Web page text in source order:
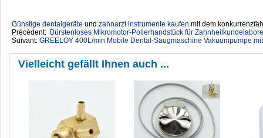
Günstige dentalgeräte ‎ und zahnarzt instrumente kaufen mit dem
Précédent: Bürstenloses Mikromotor-Polierhandstück für
Suivant: GREELOY 400L/min Mobile Dental-Saugmaschine Vakuumpumpe
Vielleicht gefällt Ihnen auch ...